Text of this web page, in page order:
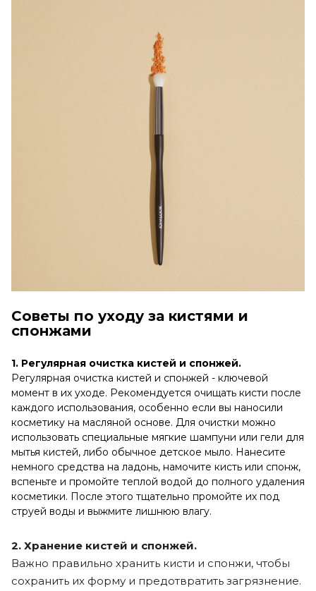
Советы по уходу за кистями и
спонжами
1. Регулярная очистка кистей и спонжей.
Регулярная очистка кистей и спонжей - ключевой
момент в их уходе. Рекомендуется очищать кисти после
каждого использования, особенно если вы наносили
косметику на масляной основе. Для очистки можно
использовать специальные мягкие шампуни или гели для
мытья кистей, либо обычное детское мыло. Нанесите
немного средства на ладонь, намочите кисть или спонж,
вспеньте и промойте теплой водой до полного удаления
косметики. После этого тщательно промойте их под
струей воды и выжмите лишнюю влагу.
2. Хранение кистей и спонжей.
Важно правильно хранить кисти и спонжи, чтобы
сохранить их форму и предотвратить загрязнение.